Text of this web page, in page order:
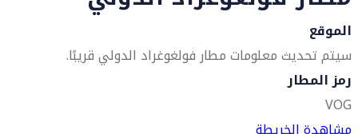
الموقع
سيتم تحديث معلومات مطار فولغوغراد الدولي قريبًا.
رمز المطار
VOG